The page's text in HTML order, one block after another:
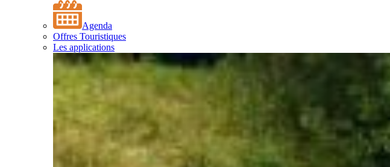
Agenda
Offres Touristiques
Les applications